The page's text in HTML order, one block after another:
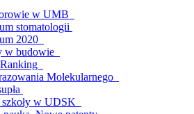
w UMB
stomatologii
2020
w budowie
Molekularnego
w UDSK